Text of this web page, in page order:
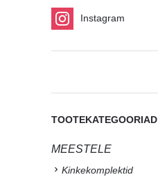
Instagram
TOOTEKATEGOORIAD
MEESTELE
Kinkekomplektid